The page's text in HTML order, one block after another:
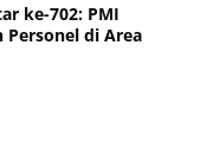
ke-702: PMI
Personel di Area